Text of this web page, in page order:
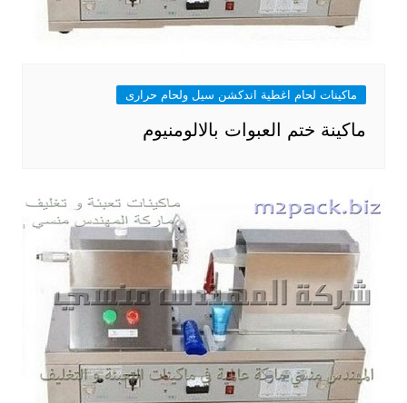
ماكينات لحام اغطية اندكشن سيل ولحام حرارى
ماكينة ختم العبوات بالالومنيوم